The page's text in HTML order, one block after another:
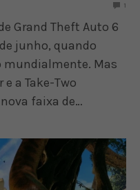
1
Grand Theft Auto 6
junho, quando
mundialmente. Mas
a Take-Two
faixa de…